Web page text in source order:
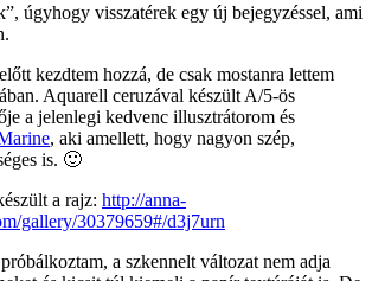
úgyhogy visszatérek egy új bejegyzéssel, ami
kezdtem hozzá, de csak mostanra lettem
Aquarell ceruzával készült A/5-ös
a jelenlegi kedvenc illusztrátorom és
, aki amellett, hogy nagyon szép,
is. 🙂
a rajz: http://anna-
gallery/30379659#/d3j7urn
a szkennelt változat nem adja